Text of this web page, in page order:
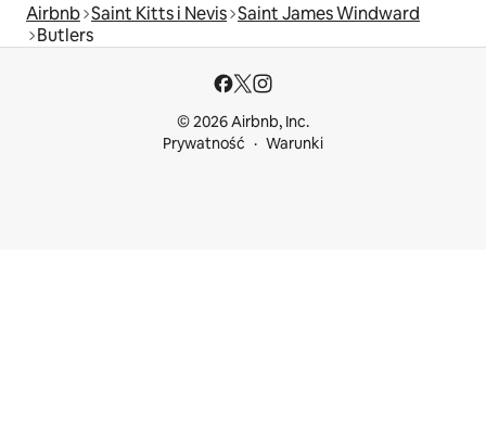
Airbnb Saint Kitts i Nevis Saint James Windward
Butlers
© 2026 Airbnb, Inc.
Prywatność
Warunki